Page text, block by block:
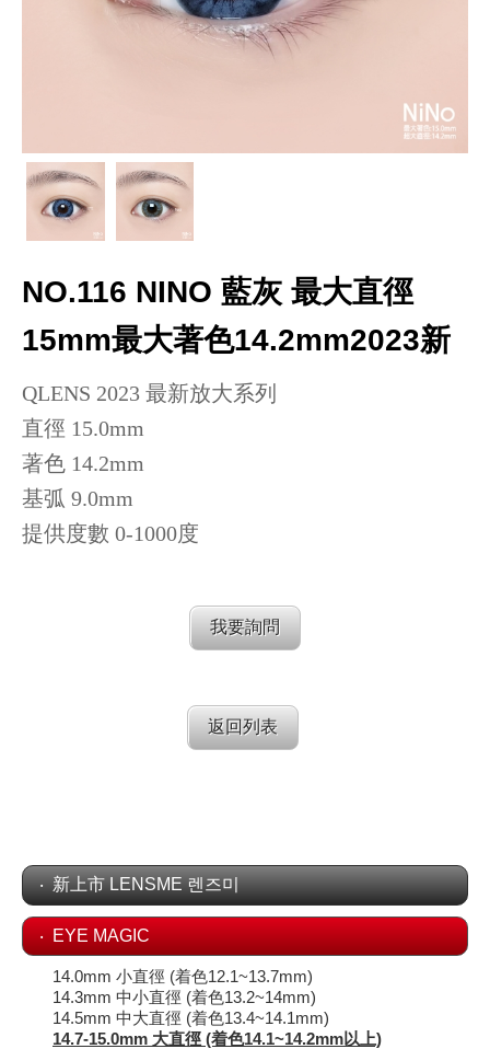
NO.116 NINO 藍灰 最大直徑
15mm最大著色14.2mm2023新
QLENS 2023 最新放大系列
直徑 15.0mm
著色 14.2mm
基弧 9.0mm
提供度數 0-1000度
我要詢問
返回列表
新上市 LENSME 렌즈미
EYE MAGIC
14.0mm 小直徑 (着色12.1~13.7mm)
14.3mm 中小直徑 (着色13.2~14mm)
14.5mm 中大直徑 (着色13.4~14.1mm)
14.7-15.0mm 大直徑 (着色14.1~14.2mm以上)